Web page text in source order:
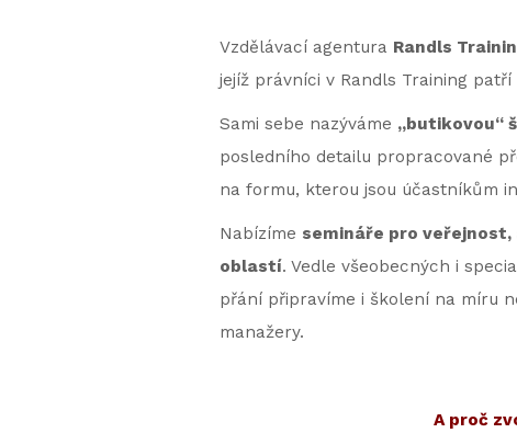
Vzdělávací agentura Randls
jejíž právníci v Randls Training
Sami sebe nazýváme „butikovou“
posledního detailu propracované
na formu, kterou jsou účastníkům
Nabízíme semináře pro
oblastí. Vedle všeobecných i
přání připravíme i školení na míru
manažery.
A proč